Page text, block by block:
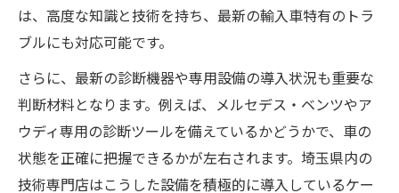
は、高度な知識と技術を持ち、最新の輸入車特有のトラ
ブルにも対応可能です。
さらに、最新の診断機器や専用設備の導入状況も重要な
判断材料となります。例えば、メルセデス・ベンツやア
ウディ専用の診断ツールを備えているかどうかで、車の
状態を正確に把握できるかが左右されます。埼玉県内の
技術専門店はこうした設備を積極的に導入しているケー